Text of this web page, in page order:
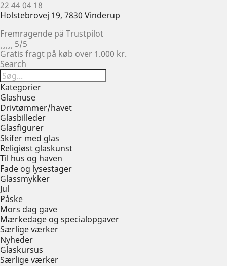
22 44 04 18
Holstebrovej 19, 7830 Vinderup
Fremragende på Trustpilot
5/5
Gratis fragt på køb over 1.000 kr.
Search
Kategorier
Glashuse
Drivtømmer/havet
Glasbilleder
Glasfigurer
Skifer med glas
Religiøst glaskunst
Til hus og haven
Fade og lysestager
Glassmykker
Jul
Påske
Mors dag gave
Mærkedage og specialopgaver
Særlige værker
Nyheder
Glaskursus
Særlige værker